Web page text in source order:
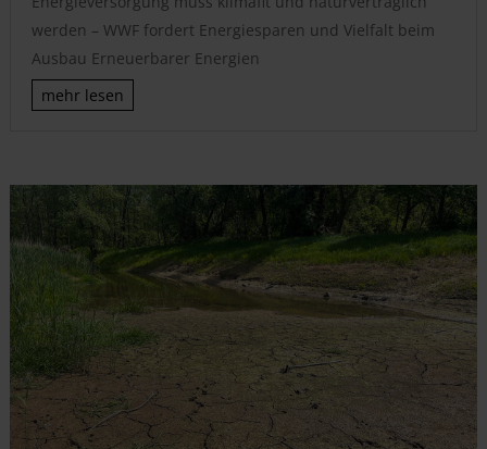
werden – WWF fordert Energiesparen und Vielfalt beim
Ausbau Erneuerbarer Energien
mehr lesen